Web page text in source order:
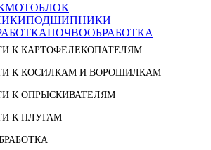
МОТОБЛОК
ПОДШИПНИКИ
ПОЧВООБРАБОТКА
К КАРТОФЕЛЕКОПАТЕЛЯМ
К КОСИЛКАМ И ВОРОШИЛКАМ
К ОПРЫСКИВАТЕЛЯМ
К ПЛУГАМ